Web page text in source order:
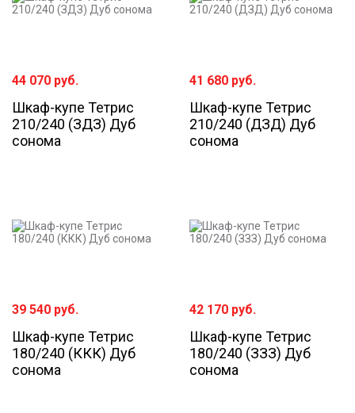
44 070 руб.
Шкаф-купе Тетрис
210/240 (ЗДЗ) Дуб
сонома
41 680 руб.
Шкаф-купе Тетрис
210/240 (ДЗД) Дуб
сонома
39 540 руб.
Шкаф-купе Тетрис
180/240 (ККК) Дуб
сонома
42 170 руб.
Шкаф-купе Тетрис
180/240 (ЗЗЗ) Дуб
сонома